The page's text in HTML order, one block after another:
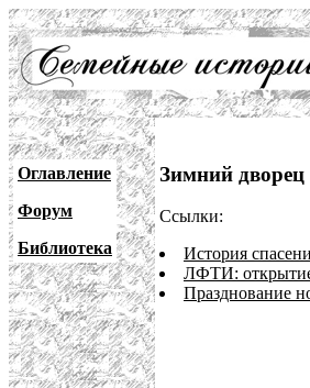
Оглавление
Форум
Библиотека
Зимний дворец
Ссылки:
История
ЛФТИ:
Празднование